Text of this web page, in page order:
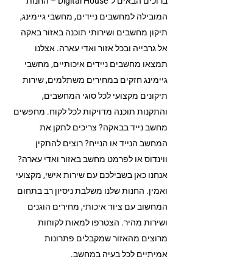
המובילה למחשבים ניידים, מחשבי גיימינג,
תיקון מחשבים ושירותי תוכנה באזור באקה
אל גרבייה ובכל אזור ואדי עארה. אצלנו
תמצאו מחשבים ניידים איכותיים, מחשבי
גיימינג חזקים במחירים משתלמים, שירות
תיקונים מקצועי לכל סוגי המחשבים,
והתקנות תוכנה מדויקות לכל לקוח. מחפשים
מחשב נייד בבאקה? צריכים לתקן את
המחשב הנייד או הנייח? רוצים להתקין
ווינדוס או לפרמט מחשב באזור ואדי עארה?
אנחנו כאן בשבילכם עם שירות אישי, מקצועי
ואמין. החנות שלנו משלבת ניסיון רב בתחום
המחשוב עם ציוד איכותי, מחירים הוגנים
ושירות מהיר. הצטרפו למאות לקוחות
מרוצים מהאזור שמקבלים פתרונות
אמיתיים לכל בעיה במחשב.